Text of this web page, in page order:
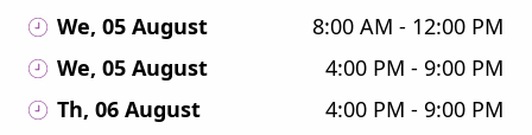
We, 05 August
8:00 AM - 12:00 PM
We, 05 August
4:00 PM - 9:00 PM
Th, 06 August
4:00 PM - 9:00 PM